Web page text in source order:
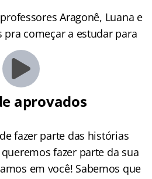
Aragonê, Luana e
pra começar a estudar para
aprovados
fazer parte das histórias
fazer parte da sua
em você! Sabemos que